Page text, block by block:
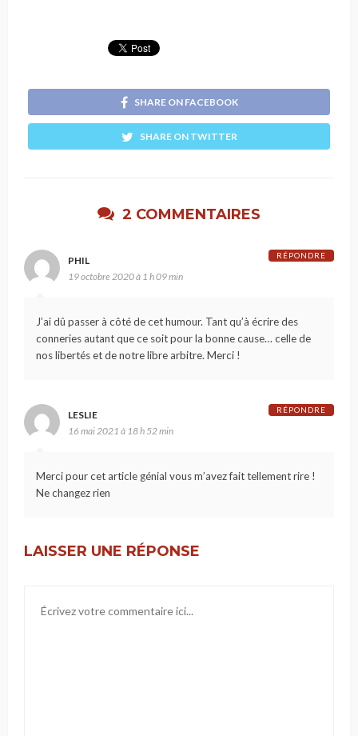
SHARE ON FACEBOOK
SHARE ON TWITTER
2 COMMENTAIRES
PHIL
19 octobre 2020 à 1 h 09 min
J’ai dû passer à côté de cet humour. Tant qu’à écrire des
conneries autant que ce soit pour la bonne cause… celle de
nos libertés et de notre libre arbitre. Merci !
RÉPONDRE
LESLIE
16 mai 2021 à 18 h 52 min
Merci pour cet article génial vous m’avez fait tellement rire !
Ne changez rien
RÉPONDRE
LAISSER UNE RÉPONSE